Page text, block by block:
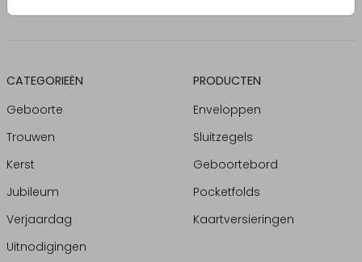
CATEGORIEËN
Geboorte
Trouwen
Kerst
Jubileum
Verjaardag
Uitnodigingen
PRODUCTEN
Enveloppen
Sluitzegels
Geboortebord
Pocketfolds
Kaartversieringen